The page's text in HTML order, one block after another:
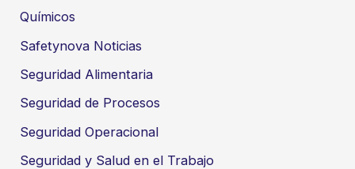
Químicos
Safetynova Noticias
Seguridad Alimentaria
Seguridad de Procesos
Seguridad Operacional
Seguridad y Salud en el Trabajo